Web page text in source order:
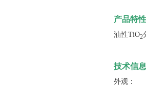
产品特性
油性TiO2
技术信息
外观：